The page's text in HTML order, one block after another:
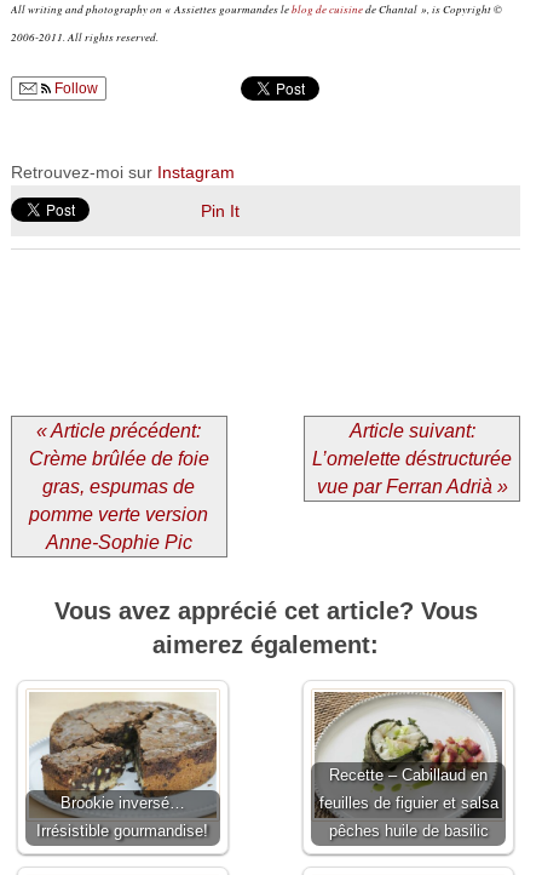
All writing and photography on « Assiettes gourmandes leblog de cuisinede Chantal », is Copyright ©
2006-2011. All rights reserved.
Follow
Retrouvez-moi sur Instagram
Pin It
« Article précédent:
Crème brûlée de foie
gras, espumas de
pomme verte version
Anne-Sophie Pic
Article suivant:
L’omelette déstructurée
vue par Ferran Adrià »
Vous avez apprécié cet article? Vous
aimerez également:
Brookie inversé…
Irrésistible gourmandise!
Recette – Cabillaud en
feuilles de figuier et salsa
pêches huile de basilic